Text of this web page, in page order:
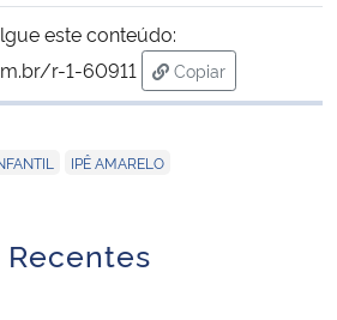
este conteúdo:
r-1-60911
Copiar
para área de
IPÊ AMARELO